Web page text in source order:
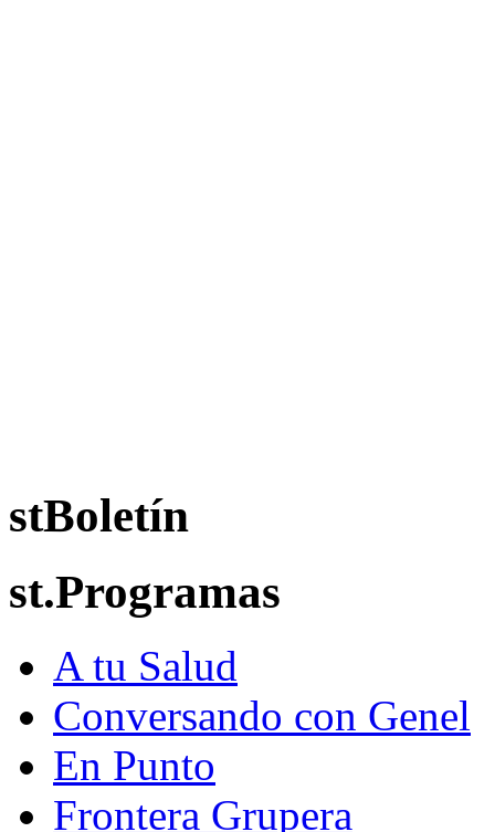
stBoletín
st.Programas
A tu Salud
Conversando con Genel
En Punto
Frontera Grupera